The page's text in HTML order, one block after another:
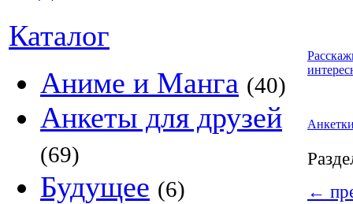
Каталог
Аниме и Манга (40)
Анкеты для друзей
(69)
Будущее (6)
←